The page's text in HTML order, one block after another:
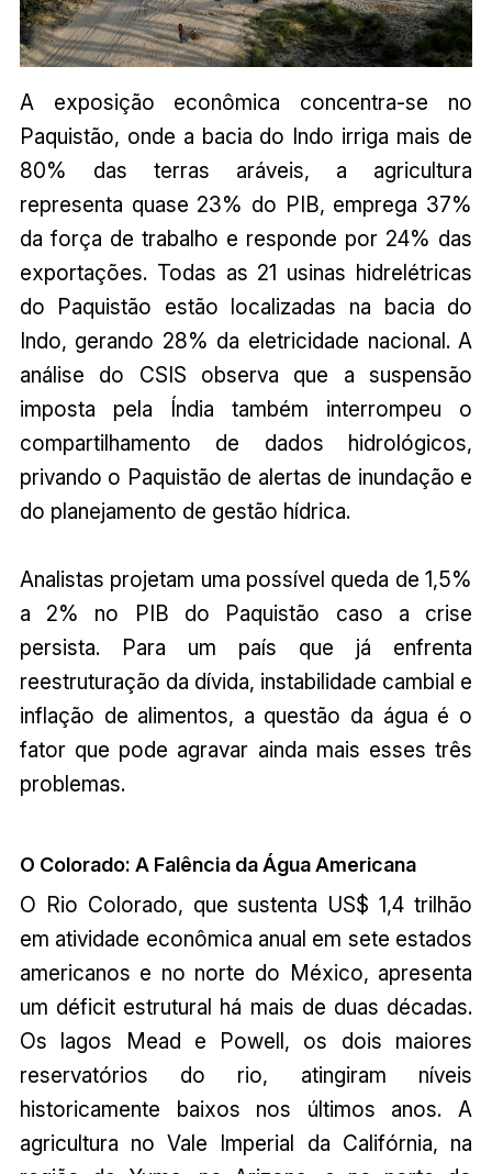
A exposição econômica concentra-se no
Paquistão, onde a bacia do Indo irriga mais de
80% das terras aráveis, a agricultura
representa quase 23% do PIB, emprega 37%
da força de trabalho e responde por 24% das
exportações. Todas as 21 usinas hidrelétricas
do Paquistão estão localizadas na bacia do
Indo, gerando 28% da eletricidade nacional. A
análise do CSIS observa que a suspensão
imposta pela Índia também interrompeu o
compartilhamento de dados hidrológicos,
privando o Paquistão de alertas de inundação e
do planejamento de gestão hídrica.
Analistas projetam uma possível queda de 1,5%
a 2% no PIB do Paquistão caso a crise
persista. Para um país que já enfrenta
reestruturação da dívida, instabilidade cambial e
inflação de alimentos, a questão da água é o
fator que pode agravar ainda mais esses três
problemas.
O Colorado: A Falência da Água Americana
O Rio Colorado, que sustenta US$ 1,4 trilhão
em atividade econômica anual em sete estados
americanos e no norte do México, apresenta
um déficit estrutural há mais de duas décadas.
Os lagos Mead e Powell, os dois maiores
reservatórios do rio, atingiram níveis
historicamente baixos nos últimos anos. A
agricultura no Vale Imperial da Califórnia, na